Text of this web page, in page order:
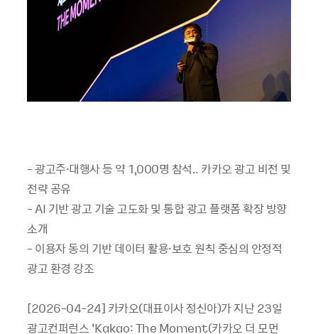
- 광고주·대행사 등 약 1,000명 참석.. 카카오 광고 비전 및
전략 공유
- AI 기반 광고 기술 고도화 및 통합 광고 플랫폼 확장 방향
소개
- 이용자 동의 기반 데이터 활용·보호 원칙 중심의 안정적
광고 환경 강조
[2026-04-24] 카카오(대표이사 정신아)가 지난 23일
광고컨퍼런스 ‘Kakao: The Moment(카카오 더 모먼